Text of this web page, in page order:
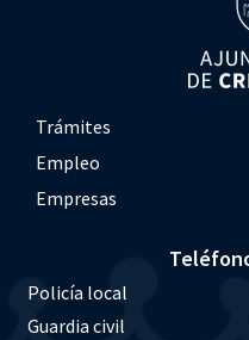
Trámites
Empleo
Empresas
Policía local
Guardia civil